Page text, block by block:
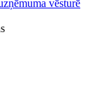
vēsturē